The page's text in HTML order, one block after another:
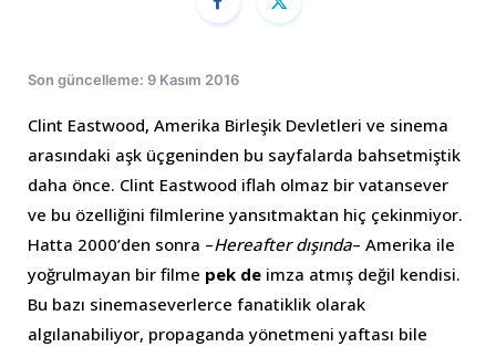
Son güncelleme: 9 Kasım 2016
Clint Eastwood, Amerika Birleşik Devletleri ve sinema
arasındaki aşk üçgeninden bu sayfalarda bahsetmiştik
daha önce. Clint Eastwood iflah olmaz bir vatansever
ve bu özelliğini filmlerine yansıtmaktan hiç çekinmiyor.
Hatta 2000’den sonra –Hereafter dışında– Amerika ile
yoğrulmayan bir filme pek de imza atmış değil kendisi.
Bu bazı sinemaseverlerce fanatiklik olarak
algılanabiliyor, propaganda yönetmeni yaftası bile